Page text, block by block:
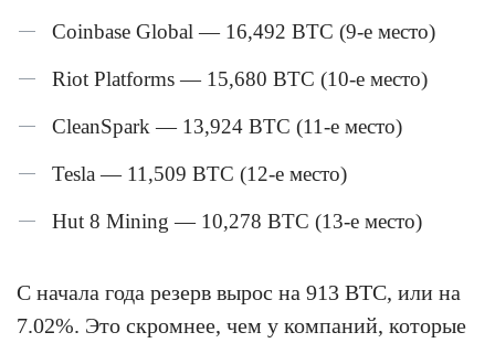
Coinbase Global — 16,492 BTC (9-е место)
Riot Platforms — 15,680 BTC (10-е место)
CleanSpark — 13,924 BTC (11-е место)
Tesla — 11,509 BTC (12-е место)
Hut 8 Mining — 10,278 BTC (13-е место)
С начала года резерв вырос на 913 BTC, или на
7.02%. Это скромнее, чем у компаний, которые